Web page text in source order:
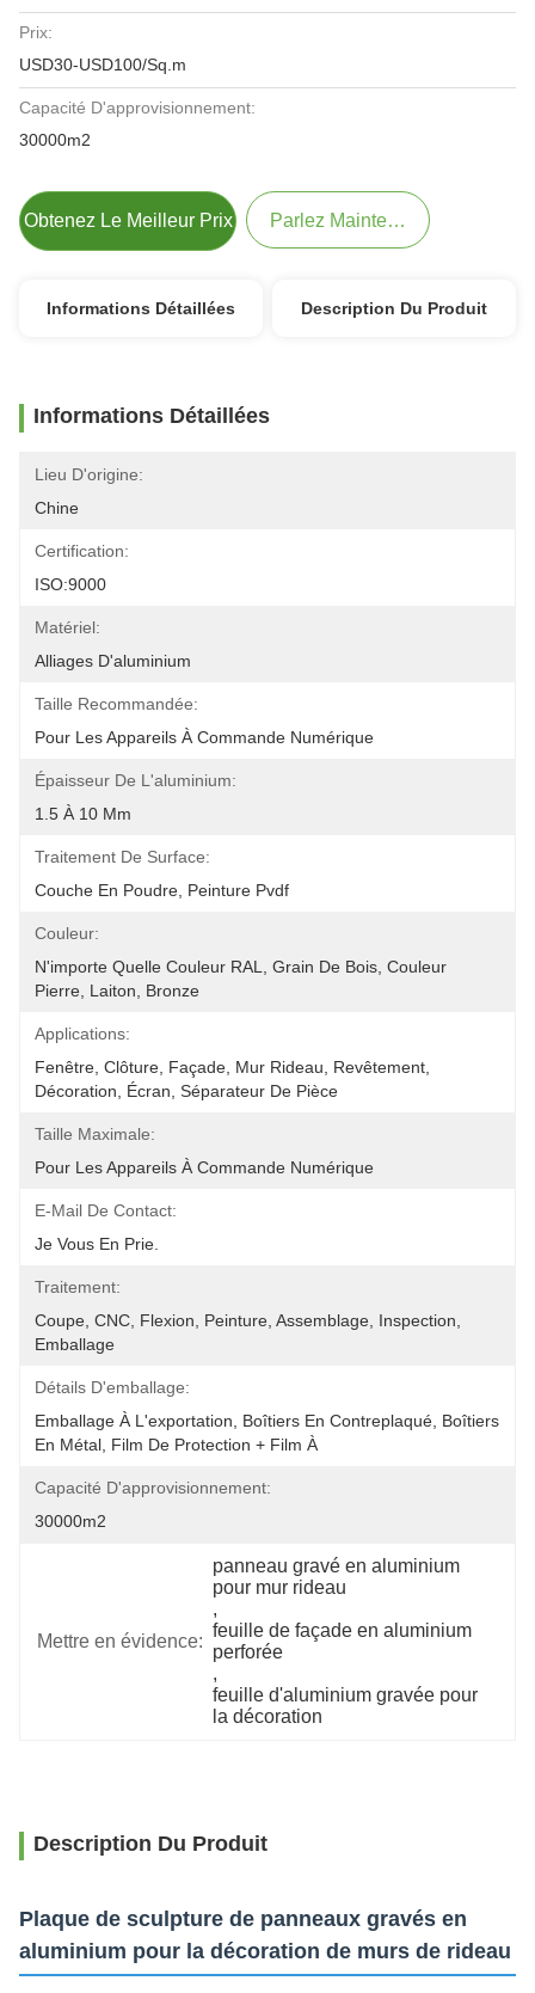
Prix:
USD30-USD100/Sq.m
Capacité D'approvisionnement:
30000m2
Obtenez Le Meilleur Prix Parlez Maintenant.
Informations Détaillées Description Du Produit
Informations Détaillées
Lieu D'origine:
Chine
Certification:
ISO:9000
Matériel:
Alliages D'aluminium
Taille Recommandée:
Pour Les Appareils À Commande Numérique
Épaisseur De L'aluminium:
1.5 À 10 Mm
Traitement De Surface:
Couche En Poudre, Peinture Pvdf
Couleur:
N'importe Quelle Couleur RAL, Grain De Bois, Couleur
Pierre, Laiton, Bronze
Applications:
Fenêtre, Clôture, Façade, Mur Rideau, Revêtement,
Décoration, Écran, Séparateur De Pièce
Taille Maximale:
Pour Les Appareils À Commande Numérique
E-Mail De Contact:
Je Vous En Prie.
Traitement:
Coupe, CNC, Flexion, Peinture, Assemblage, Inspection,
Emballage
Détails D'emballage:
Emballage À L'exportation, Boîtiers En Contreplaqué, Boîtiers
En Métal, Film De Protection + Film À
Capacité D'approvisionnement:
30000m2
Mettre en évidence:
panneau gravé en aluminium
pour mur rideau
,
feuille de façade en aluminium
perforée
,
feuille d'aluminium gravée pour
la décoration
Description Du Produit
Plaque de sculpture de panneaux gravés en
aluminium pour la décoration de murs de rideau